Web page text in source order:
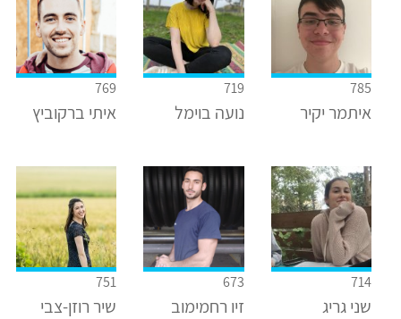
785
איתמר יקיר
719
נועה בוימל
769
איתי ברקוביץ
714
שני גריג
673
זיו רחמימוב
751
שיר רוזן-צבי